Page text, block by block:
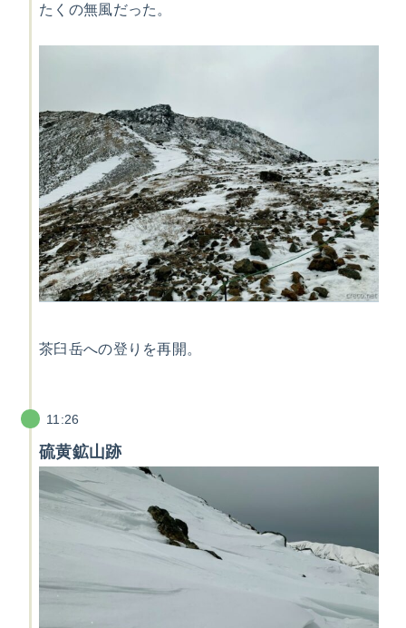
たくの無風だった。
茶臼岳への登りを再開。
11:26
硫黄鉱山跡